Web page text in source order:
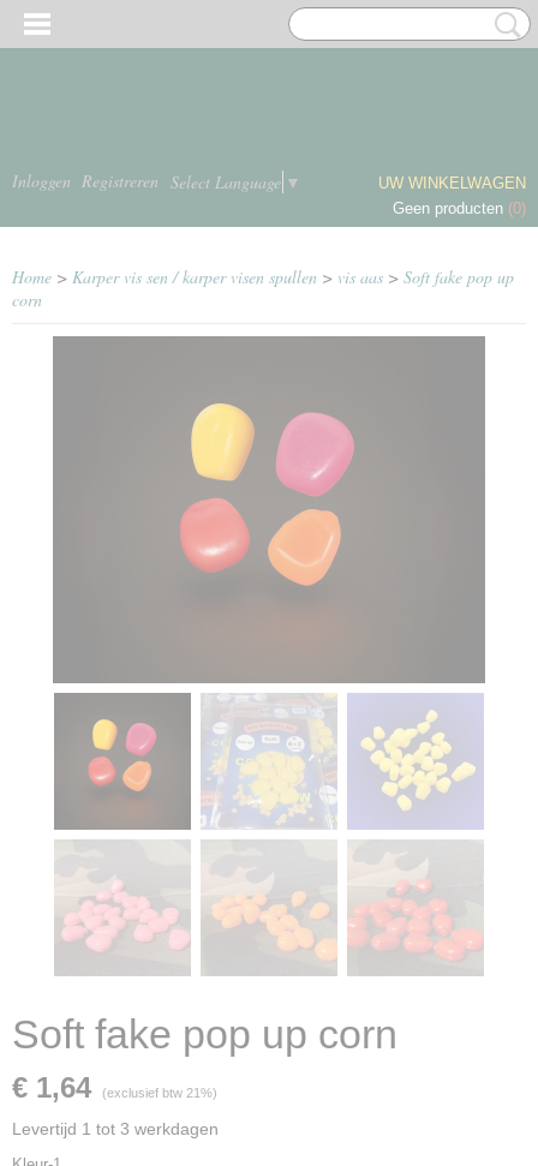
Inloggen Registreren Select Language ▼
UW WINKELWAGEN
Geen producten (0)
Home > Karper vis sen / karper visen spullen > vis aas > Soft fake pop up
corn
Soft fake pop up corn
€ 1,64 (exclusief btw 21%)
Levertijd 1 tot 3 werkdagen